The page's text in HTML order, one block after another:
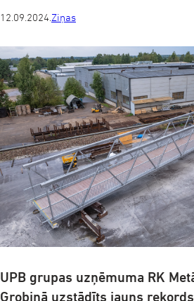
12.09.2024. Ziņas
UPB grupas uzņēmuma RK
Grobiņā uzstādīts jauns